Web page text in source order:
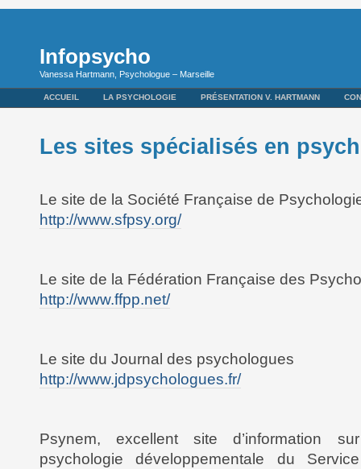
Infopsycho
Vanessa Hartmann, Psychologue – Marseille
ACCUEIL LA PSYCHOLOGIE PRÉSENTATION V. HARTMANN
Les sites spécialisés en
Le site de la Société Française de
http://www.sfpsy.org/
Le site de la Fédération Française des
http://www.ffpp.net/
Le site du Journal des psychologues
http://www.jdpsychologues.fr/
Psynem, excellent site d’information
psychologie développementale du